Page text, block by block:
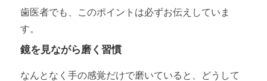
歯医者でも、このポイントは必ずお伝えしていま
す。
鏡を見ながら磨く習慣
なんとなく手の感覚だけで磨いていると、どうして